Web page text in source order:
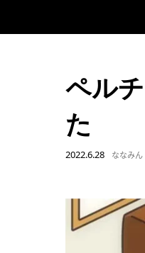
ペル
た
2022.6.28 ななみん